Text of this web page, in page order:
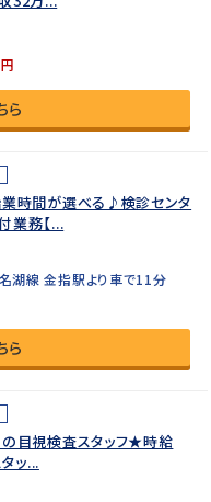
ら
業時間が選べる♪検診センタ
業務【...
湖線 金指駅より車で11分
ら
の目視検査スタッフ★時給
ッ...